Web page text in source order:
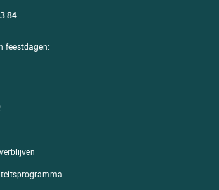
84
feestdagen: